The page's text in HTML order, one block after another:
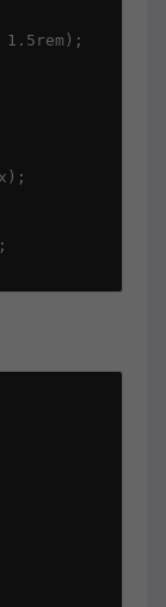
1.5rem);